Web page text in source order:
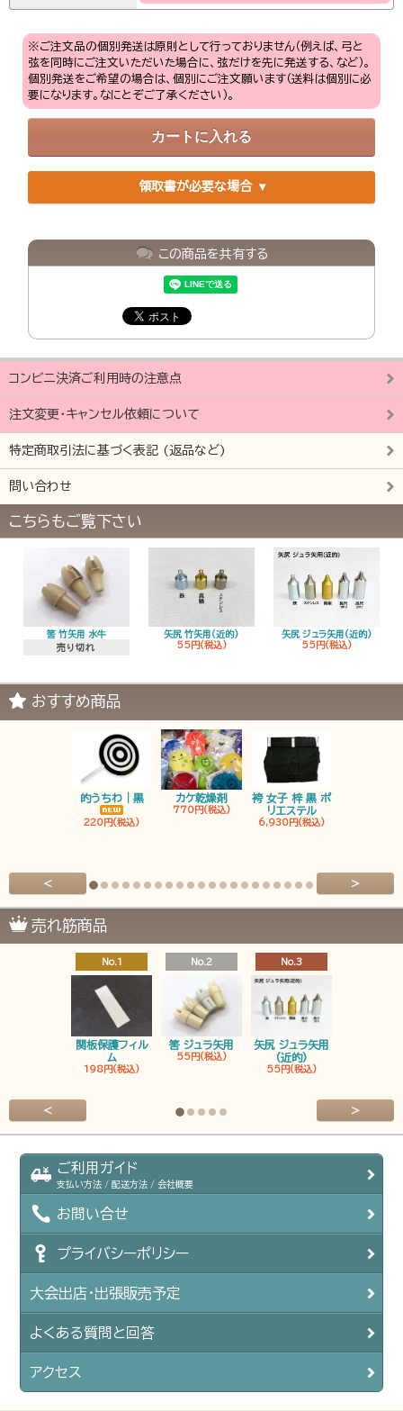
※ご注文品の個別発送は原則として行っておりません（例えば、弓と
弦を同時にご注文いただいた場合に、弦だけを先に発送する、など）。
個別発送をご希望の場合は、個別にご注文願います（送料は個別に必
要になります。なにとぞご了承ください）。
領取書が必要な場合
この商品を共有する
コンビニ決済ご利用時の注意点
注文変更・キャンセル依頼について
特定商取引法に基づく表記 (返品など)
問い合わせ
こちらもご覧下さい
筈 竹矢用 水牛
売り切れ
矢尻 竹矢用(近的)
55円(税込)
矢尻 ジュラ矢用(近的)
55円(税込)
おすすめ商品
的うちわ｜黒
220円(税込)
カケ乾燥剤
770円(税込)
袴 女子 梓 黒 ポ
リエステル
6,930円(税込)
< >
売れ筋商品
No.1
関板保護フィル
ム
198円(税込)
No.2
筈 ジュラ矢用
55円(税込)
No.3
矢尻 ジュラ矢用
(近的)
55円(税込)
< >
ご利用ガイド
支払い方法 / 配送方法 / 会社概要
お問い合せ
プライバシーポリシー
大会出店・出張販売予定
よくある質問と回答
アクセス